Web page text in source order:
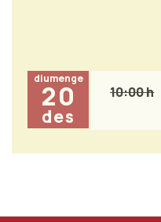
diumenge
20
des
10:00 h